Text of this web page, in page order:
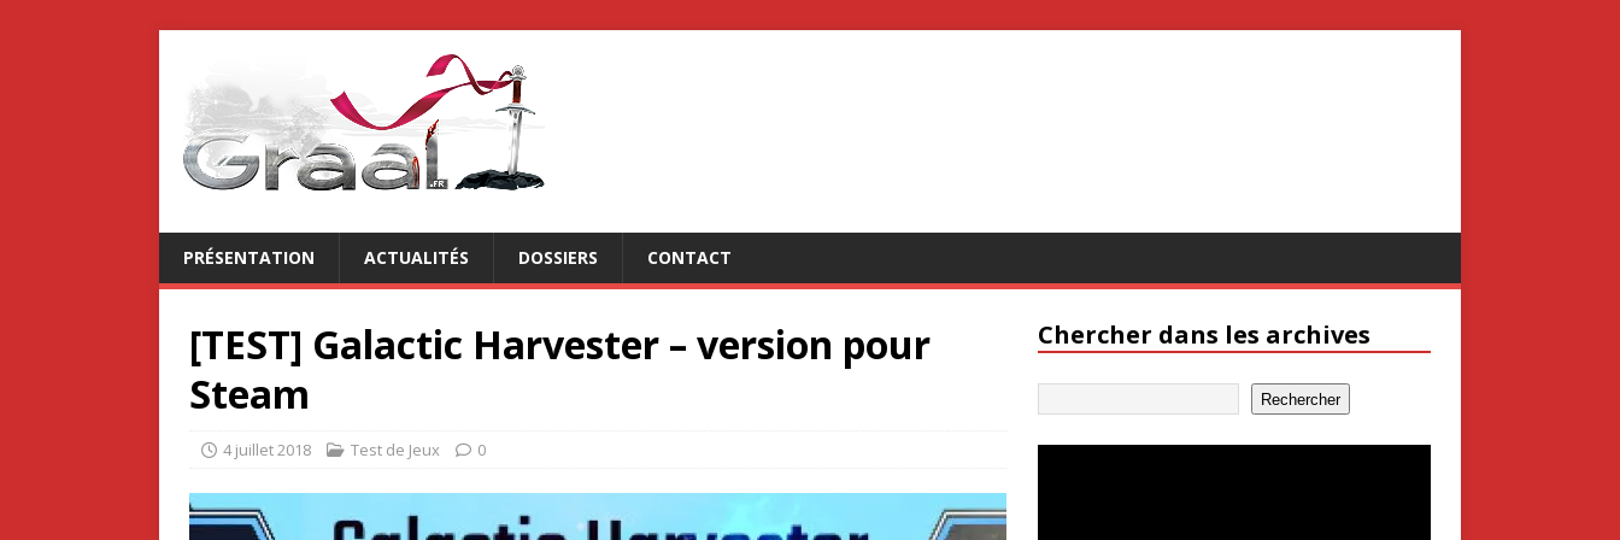
PRÉSENTATION ACTUALITÉS DOSSIERS CONTACT
[TEST] Galactic Harvester – version pour
Steam
4 juillet 2018 Test de Jeux 0
Chercher dans les archives
Rechercher